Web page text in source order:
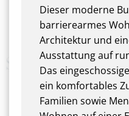
Dieser moderne
barrierearmes
Architektur und
Ausstattung auf
Das
ein komfortables
Familien sowie